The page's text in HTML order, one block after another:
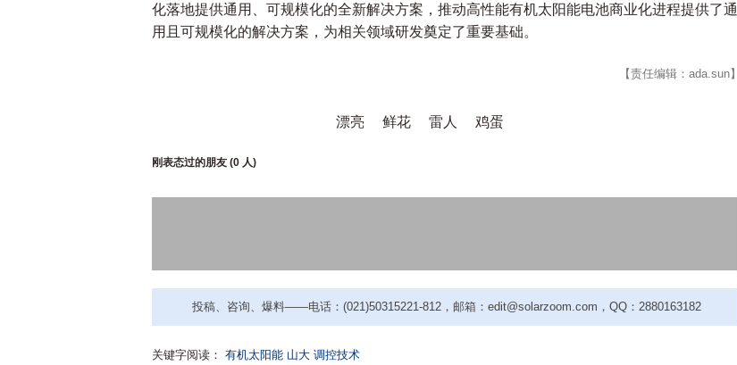
化落地提供通用、可规模化的全新解决方案，推动高性能有机太阳能电池商业化进程提供了通
用且可规模化的解决方案，为相关领域研发奠定了重要基础。
【责任编辑：ada.sun】
漂亮 鲜花 雷人 鸡蛋
刚表态过的朋友 (0 人)
投稿、咨询、爆料——电话：(021)50315221-812，邮箱：edit@solarzoom.com，QQ：2880163182
关键字阅读： 有机太阳能 山大 调控技术